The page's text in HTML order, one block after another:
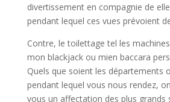
divertissement en compagnie de
pendant lequel ces vues prévoient
Contre, le toilettage tel les
mon blackjack ou mien baccara
Quels que soient les départements
pendant lequel vous nous rendez,
vous un affectation des plus grands